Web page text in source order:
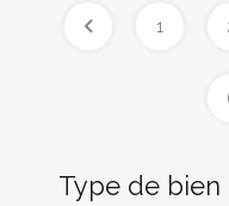
1
Type de bien